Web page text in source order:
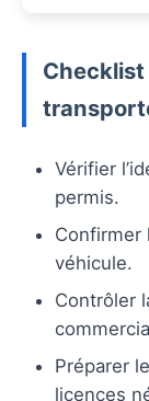
Vérifier
permis.
Confirmer
véhicule.
Contrôler
Préparer
licences